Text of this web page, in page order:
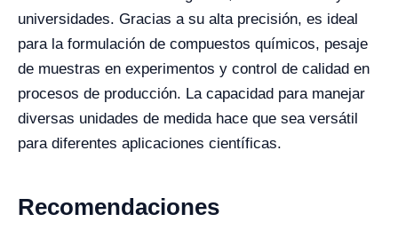
universidades. Gracias a su alta precisión, es ideal
para la formulación de compuestos químicos, pesaje
de muestras en experimentos y control de calidad en
procesos de producción. La capacidad para manejar
diversas unidades de medida hace que sea versátil
para diferentes aplicaciones científicas.
Recomendaciones